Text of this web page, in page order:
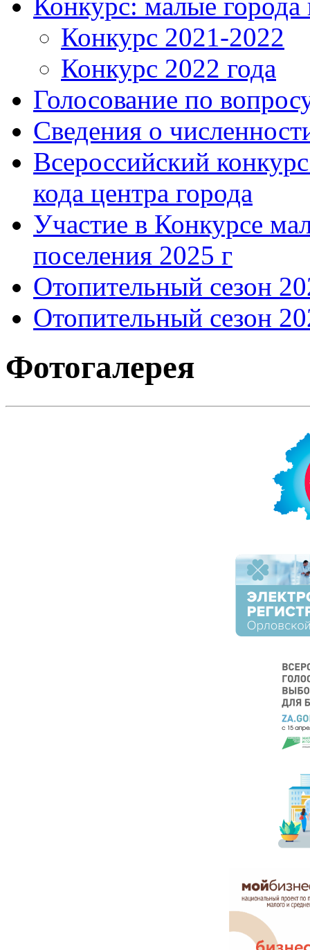
Конкурс: малые города
Конкурс 2021-2022
Конкурс 2022 года
Голосование по
Сведения о
Всероссийский
кода центра города
Участие в Конкурсе
поселения 2025 г
Отопительный сезон
Отопительный сезон
Фотогалерея